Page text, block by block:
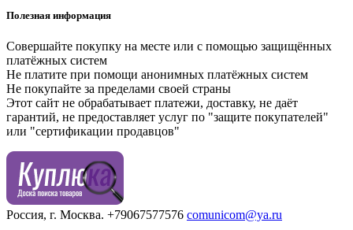
Полезная информация
Совершайте покупку на месте или с помощью защищённых
платёжных систем
Не платите при помощи анонимных платёжных систем
Не покупайте за пределами своей страны
Этот сайт не обрабатывает платежи, доставку, не даёт
гарантий, не предоставляет услуг по "защите покупателей"
или "сертификации продавцов"
Россия, г. Москва. +79067577576 comunicom@ya.ru